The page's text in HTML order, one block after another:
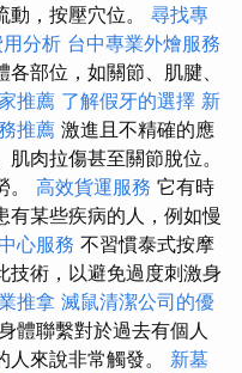
動，按壓穴位。 尋找專
分析 台中專業外燴服務
部位，如關節、肌腱、
推薦 了解假牙的選擇 新
推薦 激進且不精確的應
肉拉傷甚至關節脫位。
。 高效貨運服務 它有時
有某些疾病的人，例如慢
心服務 不習慣泰式按摩
技術，以避免過度刺激身
推拿 滅鼠清潔公司的優
體聯繫對於過去有個人
來說非常觸發。 新墓